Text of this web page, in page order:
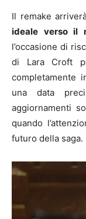
Il remake
ideale verso il
l’occasione di
di Lara Croft
completamente
una data
aggiornamenti
quando
futuro della saga.